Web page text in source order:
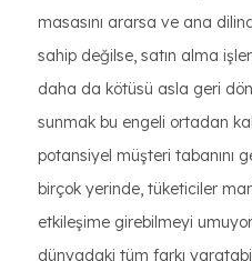
masasını ararsa ve ana
sahip değilse, satın alma
daha da kötüsü asla geri
sunmak bu engeli ortadan
potansiyel müşteri tabanını
birçok yerinde, tüketiciler
etkileşime girebilmeyi
dünyadaki tüm farkı